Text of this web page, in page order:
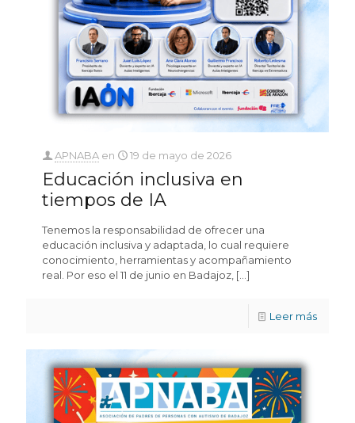
APNABA en 19 de mayo de 2026
Educación inclusiva en
tiempos de IA
Tenemos la responsabilidad de ofrecer una
educación inclusiva y adaptada, lo cual requiere
conocimiento, herramientas y acompañamiento
real. Por eso el 11 de junio en Badajoz, […]
Leer más